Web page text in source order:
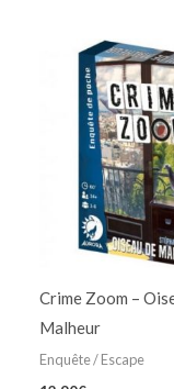
Crime Zoom –
Malheur
Enquête / Escape